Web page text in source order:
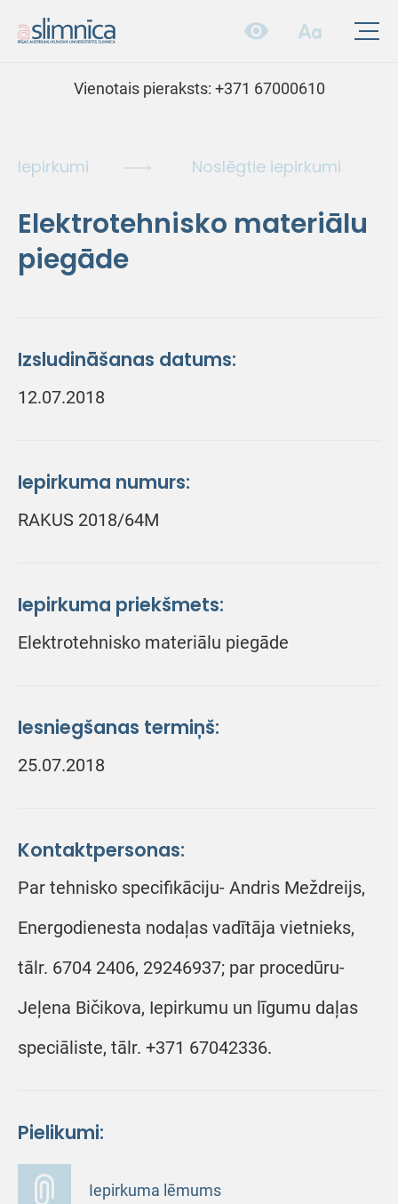
Vienotais pieraksts: +371 67000610
Iepirkumi Noslēgtie iepirkumi
Elektrotehnisko materiālu
piegāde
Izsludināšanas datums:
12.07.2018
Iepirkuma numurs:
RAKUS 2018/64M
Iepirkuma priekšmets:
Elektrotehnisko materiālu piegāde
Iesniegšanas termiņš:
25.07.2018
Kontaktpersonas:
Par tehnisko specifikāciju- Andris Meždreijs,
Energodienesta nodaļas vadītāja vietnieks,
tālr. 6704 2406, 29246937; par procedūru-
Jeļena Bičikova, Iepirkumu un līgumu daļas
speciāliste, tālr. +371 67042336.
Pielikumi:
Iepirkuma lēmums